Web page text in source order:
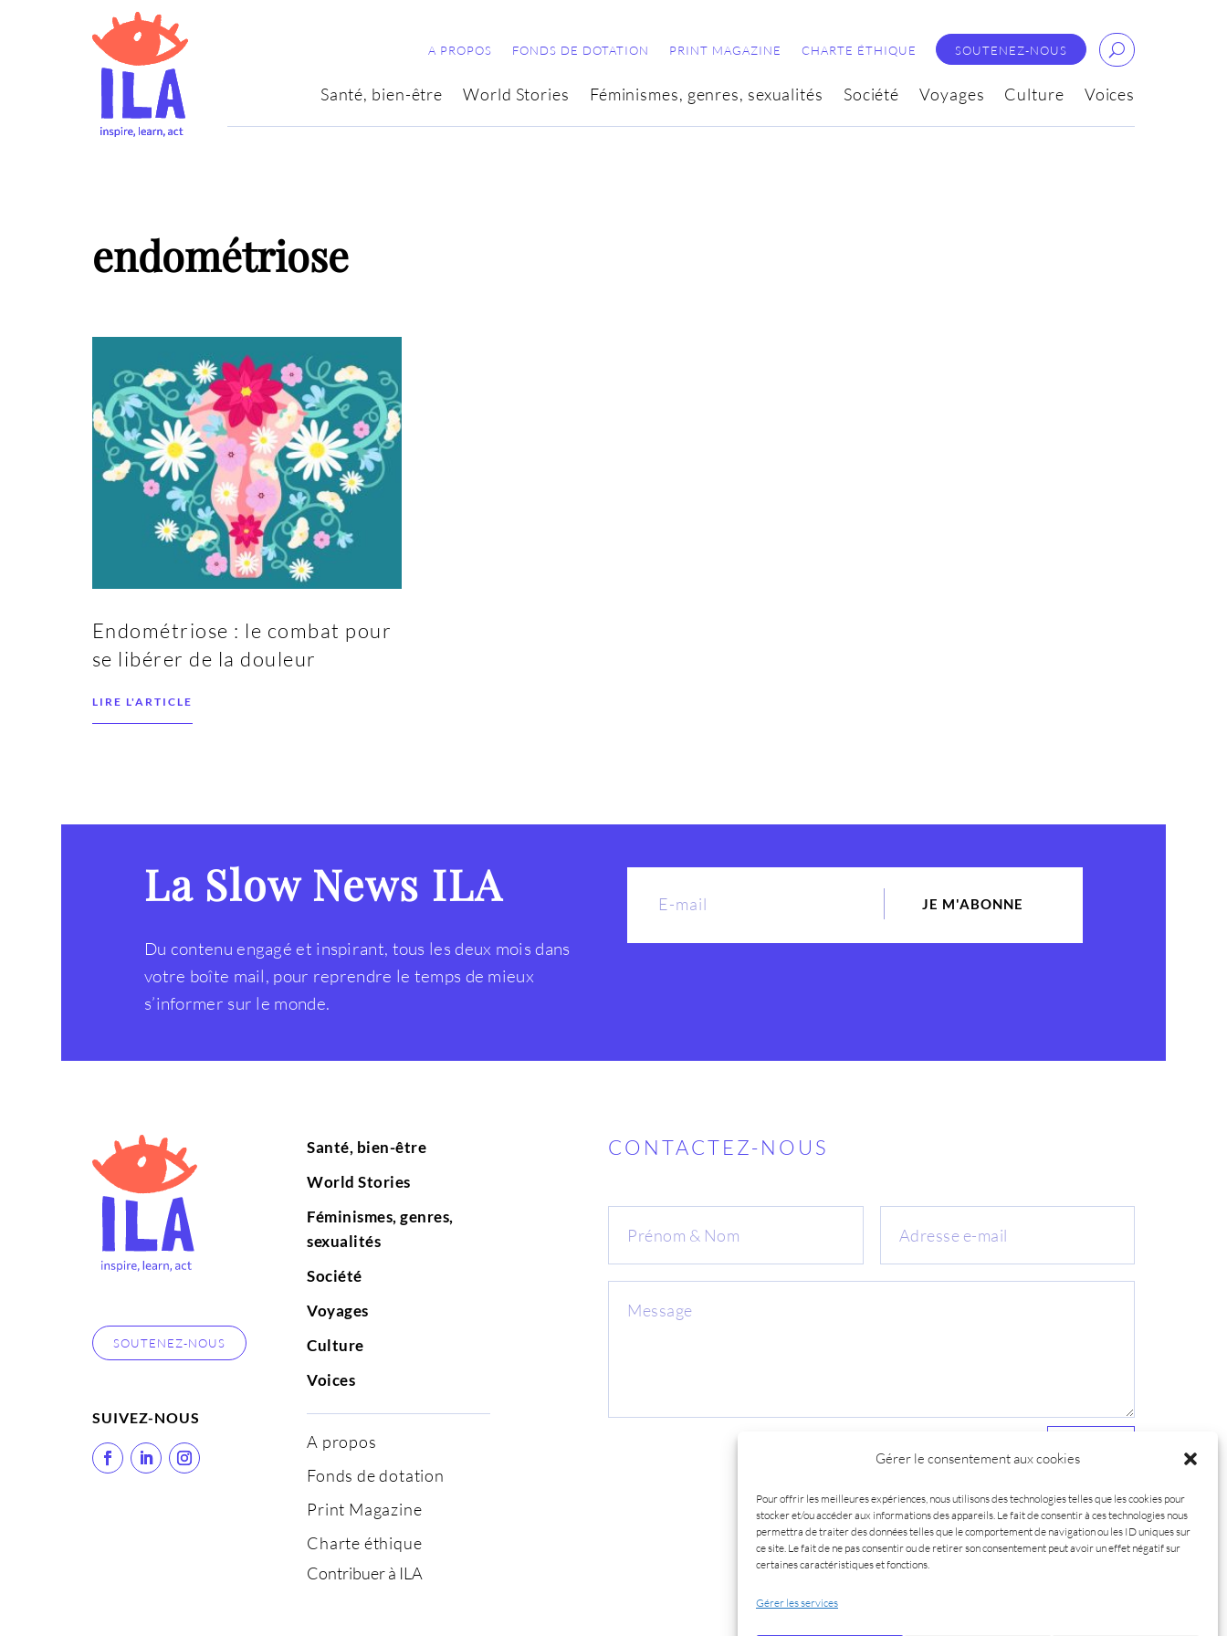
Gérer le consentement aux cookies
Pour offrir les meilleures expériences, nous utilisons des technologies telles que les cookies pour
stocker et/ou accéder aux informations des appareils. Le fait de consentir à ces technologies nous
permettra de traiter des données telles que le comportement de navigation ou les ID uniques sur
ce site. Le fait de ne pas consentir ou de retirer son consentement peut avoir un effet négatif sur
certaines caractéristiques et fonctions.
Gérer les services
A PROPOS FONDS DE DOTATION PRINT MAGAZINE CHARTE ÉTHIQUE SOUTENEZ-NOUS
Santé, bien-être World Stories Féminismes, genres, sexualités Société Voyages Culture Voices
endométriose
Endométriose : le combat pour
se libérer de la douleur
LIRE L'ARTICLE
La Slow News ILA
Du contenu engagé et inspirant, tous les deux mois dans
votre boîte mail, pour reprendre le temps de mieux
s’informer sur le monde.
JE M'ABONNE
SOUTENEZ-NOUS
SUIVEZ-NOUS
Santé, bien-être
World Stories
Féminismes, genres,
sexualités
Société
Voyages
Culture
Voices
A propos
Fonds de dotation
Print Magazine
Charte éthique
Contribuer à ILA
CONTACTEZ-NOUS